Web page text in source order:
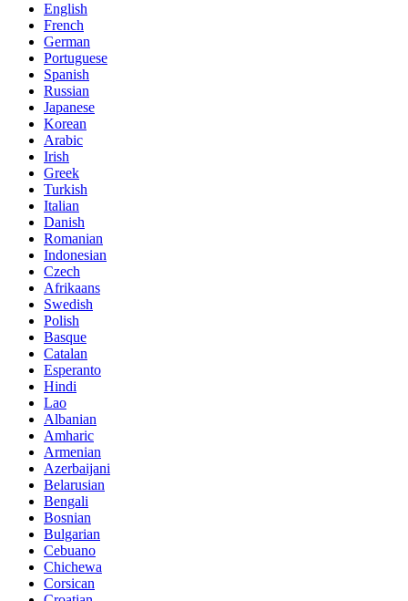
English
French
German
Portuguese
Spanish
Russian
Japanese
Korean
Arabic
Irish
Greek
Turkish
Italian
Danish
Romanian
Indonesian
Czech
Afrikaans
Swedish
Polish
Basque
Catalan
Esperanto
Hindi
Lao
Albanian
Amharic
Armenian
Azerbaijani
Belarusian
Bengali
Bosnian
Bulgarian
Cebuano
Chichewa
Corsican